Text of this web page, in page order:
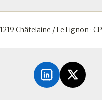
1219 Châtelaine / Le Lignon ·